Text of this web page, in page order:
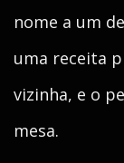
nome a um
uma receita
vizinha, e o
mesa.